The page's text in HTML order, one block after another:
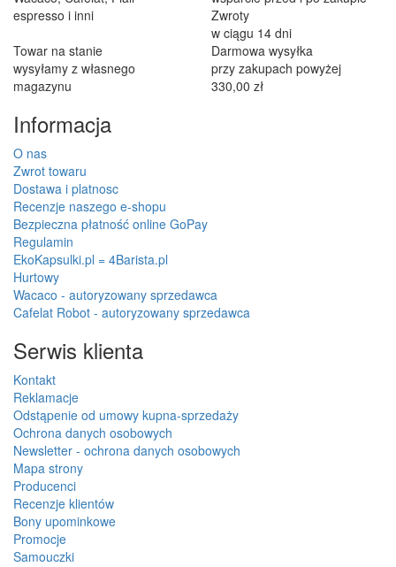
espresso i inni
Zwroty
w ciągu 14 dni
Towar na stanie
wysyłamy z własnego
magazynu
Darmowa wysyłka
przy zakupach powyżej
330,00 zł
Informacja
O nas
Zwrot towaru
Dostawa i platnosc
Recenzje naszego e-shopu
Bezpieczna płatność online GoPay
Regulamin
EkoKapsulki.pl = 4Barista.pl
Hurtowy
Wacaco - autoryzowany sprzedawca
Cafelat Robot - autoryzowany sprzedawca
Serwis klienta
Kontakt
Reklamacje
Odstąpenie od umowy kupna-sprzedaży
Ochrona danych osobowych
Newsletter - ochrona danych osobowych
Mapa strony
Producenci
Recenzje klientów
Bony upominkowe
Promocje
Samouczki